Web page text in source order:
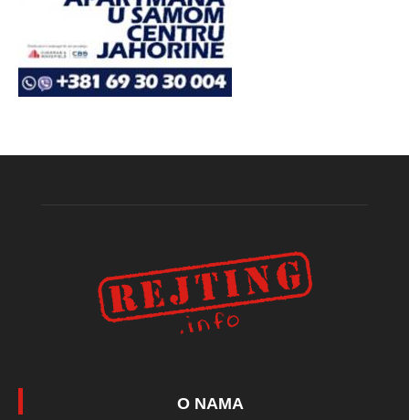
O NAMA